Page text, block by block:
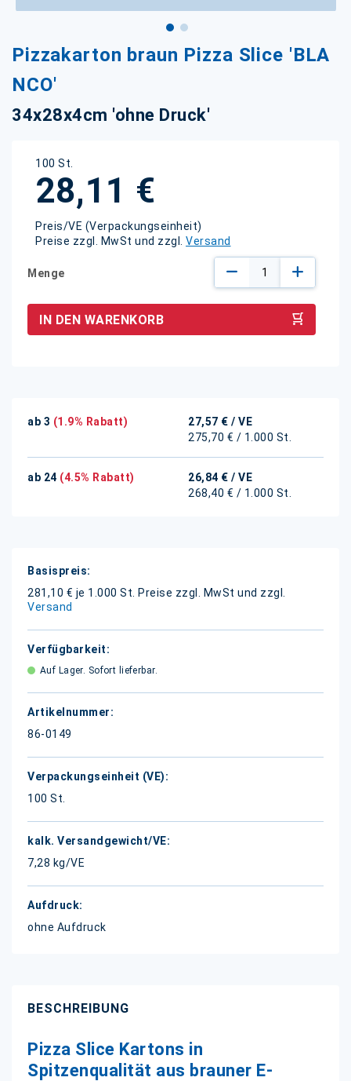
Pizzakarton braun Pizza Slice 'BLA
NCO'
34x28x4cm 'ohne Druck'
100 St.
28,11 €
Preis/VE (Verpackungseinheit)
Preise zzgl. MwSt und zzgl. Versand
Menge
IN DEN WARENKORB
ab 3 (1.9% Rabatt) 27,57 € / VE
275,70 € / 1.000 St.
ab 24 (4.5% Rabatt) 26,84 € / VE
268,40 € / 1.000 St.
Weitere
Informationen
281,10 € je 1.000 St.
Preise zzgl. MwSt und zzgl.
Versand
Auf Lager. Sofort lieferbar.
86-0149
100 St.
7,28 kg/VE
ohne Aufdruck
Zum
Anfang
der
Bildgalerie
springen
BESCHREIBUNG
Pizza Slice Kartons in
Spitzenqualität aus brauner E-